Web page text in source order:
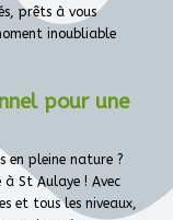
prêts à vous
inoubliable
pour une
en pleine nature ?
à St Aulaye ! Avec
et tous les niveaux,